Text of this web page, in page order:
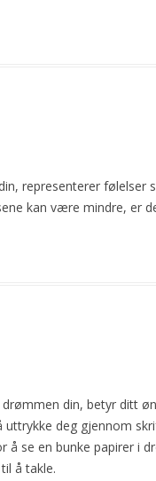
representerer følelser
kan være mindre, er
din, betyr ditt
uttrykke deg gjennom
se en bunke papirer i
å takle.